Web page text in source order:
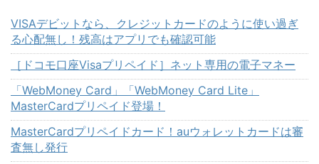
VISAデビットなら、クレジットカードのように使い過ぎ
る心配無し！残高はアプリでも確認可能
［ドコモ口座Visaプリペイド］ネット専用の電子マネー
「WebMoney Card」「WebMoney Card Lite」
MasterCardプリペイド登場！
MasterCardプリペイドカード！auウォレットカードは審
査無し発行